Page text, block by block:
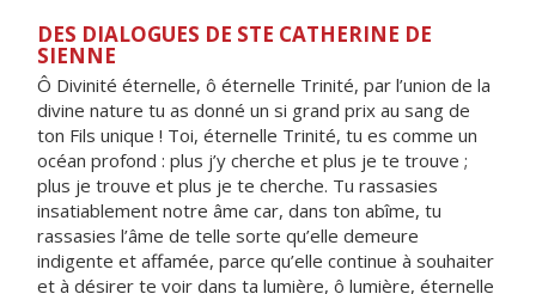
DES DIALOGUES DE STE CATHERINE DE
SIENNE
Ô Divinité éternelle, ô éternelle Trinité, par l’union de la
divine nature tu as donné un si grand prix au sang de
ton Fils unique ! Toi, éternelle Trinité, tu es comme un
océan profond : plus j’y cherche et plus je te trouve ;
plus je trouve et plus je te cherche. Tu rassasies
insatiablement notre âme car, dans ton abîme, tu
rassasies l’âme de telle sorte qu’elle demeure
indigente et affamée, parce qu’elle continue à souhaiter
et à désirer te voir dans ta lumière, ô lumière, éternelle